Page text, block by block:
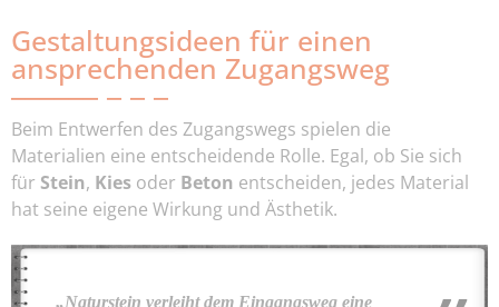
Gestaltungsideen für einen
ansprechenden Zugangsweg
Beim Entwerfen des Zugangswegs spielen die
Materialien eine entscheidende Rolle. Egal, ob Sie sich
für Stein, Kies oder Beton entscheiden, jedes Material
hat seine eigene Wirkung und Ästhetik.
„Naturstein verleiht dem Eingangsweg eine